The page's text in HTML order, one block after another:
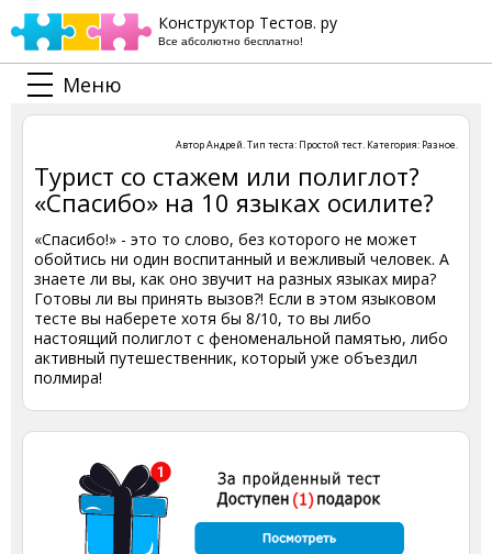
Конструктор Тестов. ру
Все абсолютно бесплатно!
Меню
АвторАндрей. Тип теста: Простой тест. Категория: Разное.
Турист со стажем или полиглот?
«Спасибо» на 10 языках осилите?
«Спасибо!» - это то слово, без которого не может
обойтись ни один воспитанный и вежливый человек. А
знаете ли вы, как оно звучит на разных языках мира?
Готовы ли вы принять вызов?! Если в этом языковом
тесте вы наберете хотя бы 8/10, то вы либо
настоящий полиглот с феноменальной памятью, либо
активный путешественник, который уже объездил
полмира!